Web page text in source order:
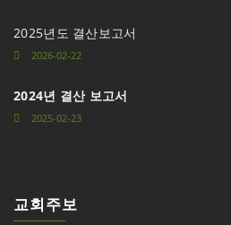
2025년도 결산보고서
2026-02-22
2024년 결산 보고서
2025-02-23
교회주보